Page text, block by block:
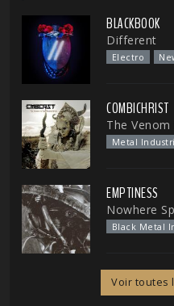
BLACKBOOK
Different
Electro
COMBICHRIST
The
Metal
EMPTINESS
Nowhere
Black Metal
Voir toutes